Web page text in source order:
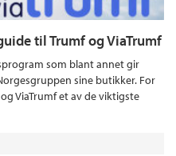
til Trumf og ViaTrumf
som blant annet gir
sine butikker. For
ViaTrumf et av de viktigste